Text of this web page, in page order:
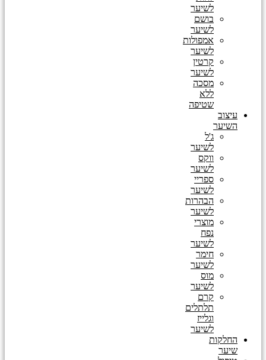
לשיער
בושם
לשיער
אמפולות
לשיער
קרטין
לשיער
מסכה
ללא
שטיפה
עיצוב
השיער
ג'ל
לשיער
ווקס
לשיער
ספריי
לשיער
הבהרות
לשיער
מוצרי
נפח
לשיער
חימר
לשיער
מוס
לשיער
קרם
תלתלים
וגלייז
לשיער
החלקות
שיער